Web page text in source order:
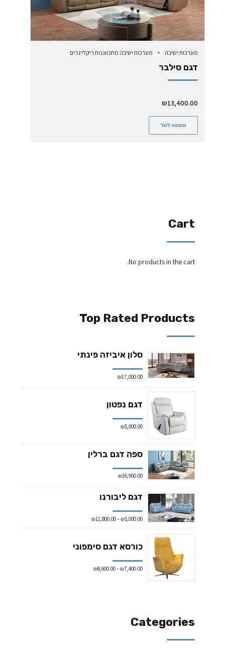
מערכות ישיבה מערכות ישיבה מתכווננות ריקליינרים
דגם סילבר
₪13,400.00
הוספה לסל
Cart
No products in the cart.
Top Rated Products
סלון איביזה פינתי
₪17,000.00
דגם נפטון
₪5,000.00
ספה דגם ברלין
₪16,900.00
דגם ליבורנו
₪5,000.00
–
₪11,800.00
כורסא דגם סימפוני
₪7,400.00
–
₪8,600.00
Categories